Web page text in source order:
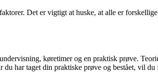
Det er vigtigt at huske, at alle er
køretimer og en praktisk prøve.
har taget din praktiske prøve og bestået, vil